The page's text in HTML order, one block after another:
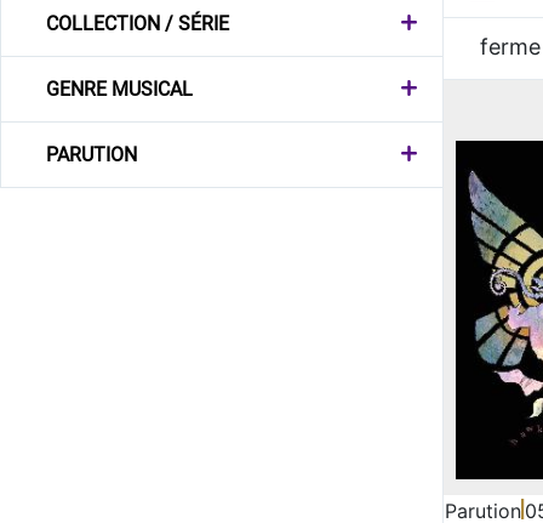
COLLECTION / SÉRIE
GENRE MUSICAL
PARUTION
ferme
Parution